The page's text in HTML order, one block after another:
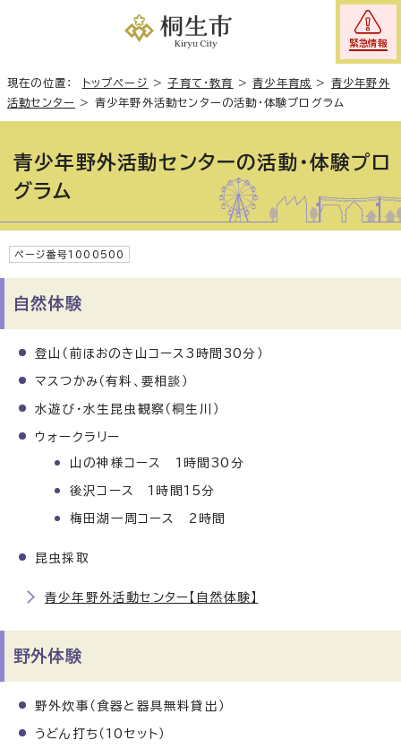
緊急情報
現在の位置： トップページ >子育て・教育 >青少年育成 > 青少年野外
活動センター
> 青少年野外活動センターの活動・体験プログラム
青少年野外活動センターの活動・体験プロ
グラム
ページ番号1000500
自然体験
登山（前ほおのき山コース3時間30分）
マスつかみ（有料、要相談）
水遊び・水生昆虫観察（桐生川）
ウォークラリー
山の神様コース 1時間30分
後沢コース 1時間15分
梅田湖一周コース 2時間
昆虫採取
青少年野外活動センター【自然体験】
野外体験
野外炊事（食器と器具無料貸出）
うどん打ち（10セット）